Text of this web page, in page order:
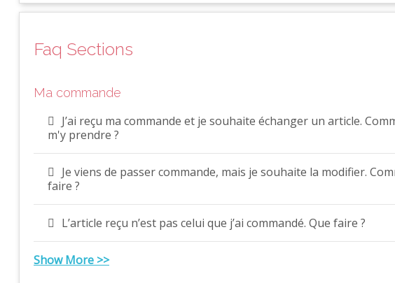
Faq Sections
Ma commande
J’ai reçu ma commande et je souhaite échanger un article.
m'y prendre ?
Je viens de passer commande, mais je souhaite la modifier.
faire ?
L’article reçu n’est pas celui que j’ai commandé. Que faire ?
Show More >>